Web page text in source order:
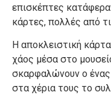
επισκέπτες
κάρτες, πολλές από
Η αποκλειστική κάρτα
χάος μέσα στο
σκαρφαλώνουν ο ένας
στα χέρια τους το